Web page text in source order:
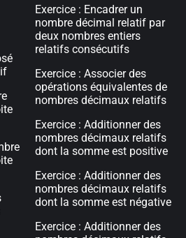
Exercice : Encadrer un
nombre décimal relatif par
deux nombres entiers
relatifs consécutifs
Exercice : Associer des
opérations équivalentes de
nombres décimaux relatifs
Exercice : Additionner des
nombres décimaux relatifs
dont la somme est positive
Exercice : Additionner des
nombres décimaux relatifs
dont la somme est négative
Exercice : Additionner des